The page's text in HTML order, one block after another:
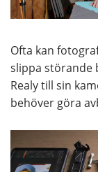
Ofta kan
slippa störande
Realy till sin
behöver göra